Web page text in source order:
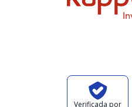
Verificada por